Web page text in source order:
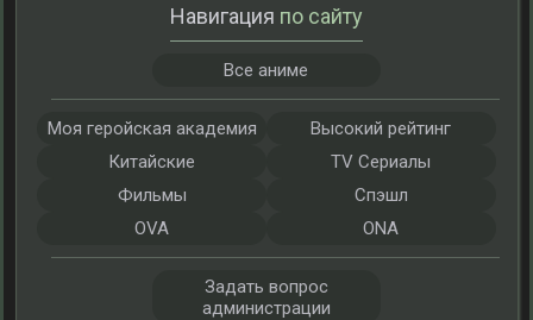
Навигация по сайту
Все аниме
Моя геройская академия
Высокий рейтинг
Китайские
TV Сериалы
Фильмы
Спэшл
OVA
ONA
Задать вопрос
администрации